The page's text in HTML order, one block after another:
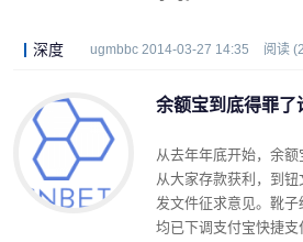
深度 ugmbbc 2014-03-27 14:35 阅读
余额宝到底得罪了
从去年年底开始，余额
从大家存款获利，到
发文件征求意见。靴
均已下调支付宝快捷